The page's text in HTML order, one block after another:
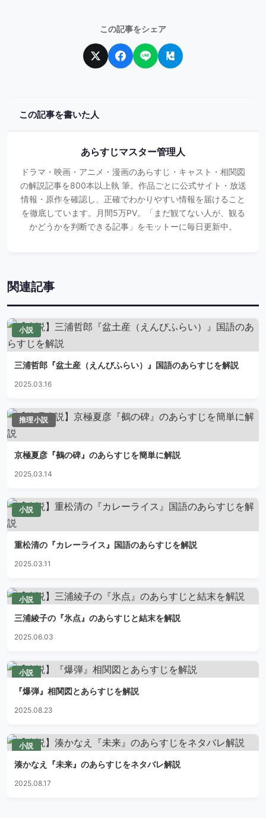
この記事をシェア
この記事を書いた人
あらすじマスター管理人
ドラマ・映画・アニメ・漫画のあらすじ・キャスト・相関図
の解説記事を800本以上執 筆。作品ごとに公式サイト・放送
情報・原作を確認し、正確でわかりやすい情報を届けること
を徹底しています。月間5万PV。「まだ観てない人が、観る
かどうかを判断できる記事」をモットーに毎日更新中。
関連記事
小説
三浦哲郎『盆土産（えんびふらい）』国語のあらすじを解説
2025.03.16
推理小説
京極夏彦『鵺の碑』のあらすじを簡単に解説
2025.03.14
小説
重松清の『カレーライス』国語のあらすじを解説
2025.03.11
小説
三浦綾子の『氷点』のあらすじと結末を解説
2025.06.03
小説
『爆弾』相関図とあらすじを解説
2025.08.23
小説
湊かなえ『未来』のあらすじをネタバレ解説
2025.08.17